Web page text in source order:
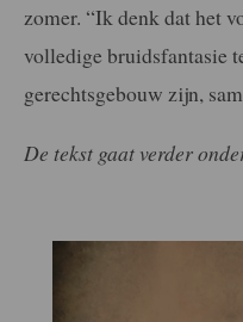
zomer. “Ik denk dat het
volledige bruidsfantasie
gerechtsgebouw zijn,
De tekst gaat verder